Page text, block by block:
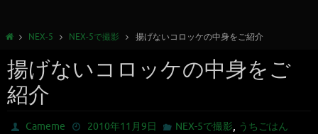
NEX-5 NEX-5で撮影 揚げないコロッケの中身をご紹介
揚げないコロッケの中身をご
紹介
Cameme 2010年11月9日 NEX-5で撮影, うちごはん